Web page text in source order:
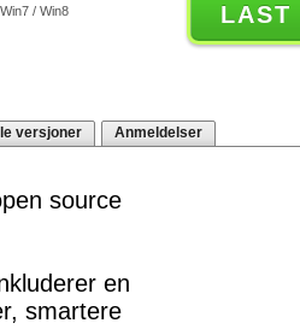
/ Win8 LAST
versjoner Anmeldelser
source
en
smartere